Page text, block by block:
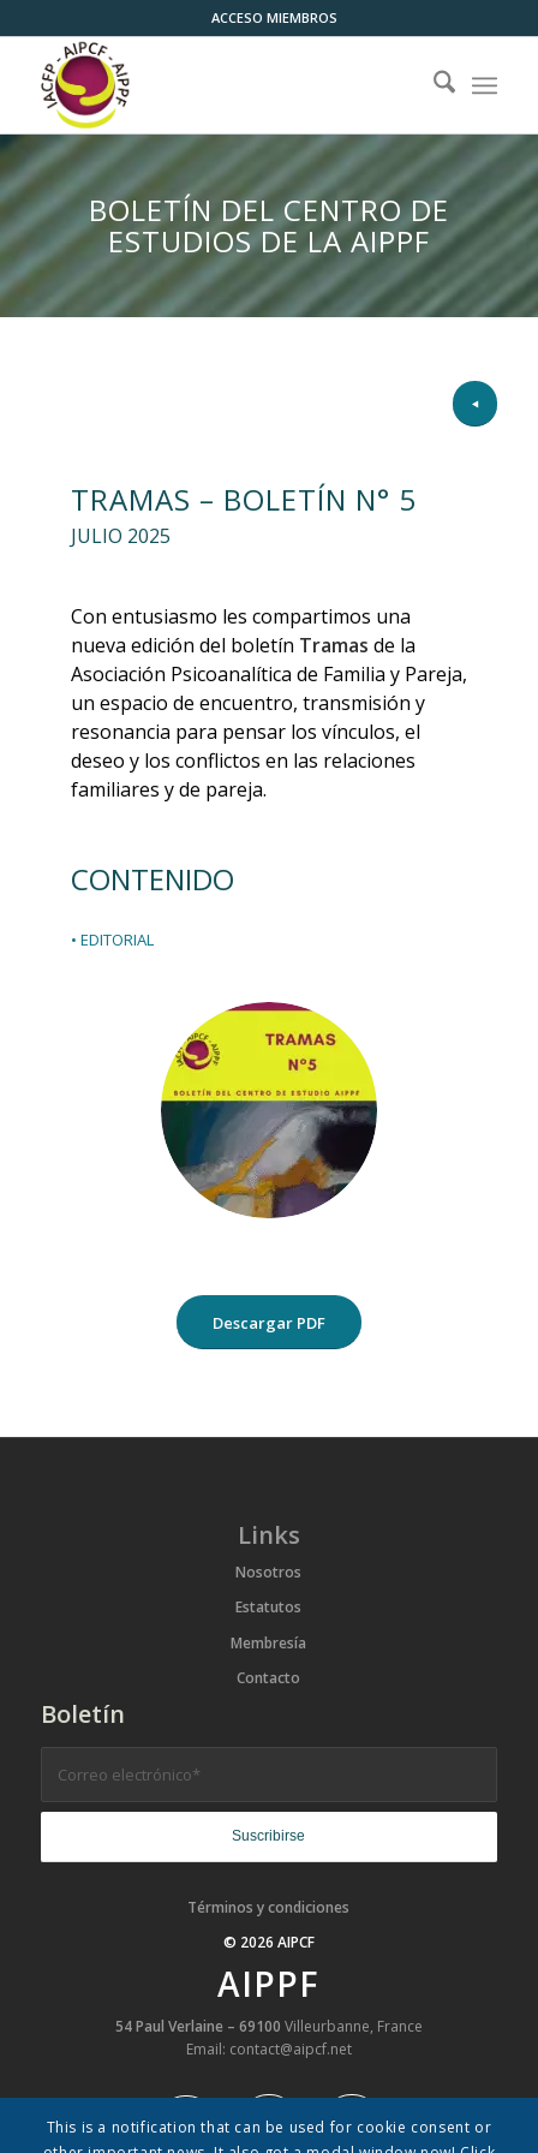
ACCESO MIEMBROS
BOLETÍN DEL CENTRO DE
ESTUDIOS DE LA AIPPF
TRAMAS – BOLETÍN N° 5
JULIO 2025
Con entusiasmo les compartimos una
nueva edición del boletín Tramas de la
Asociación Psicoanalítica de Familia y Pareja,
un espacio de encuentro, transmisión y
resonancia para pensar los vínculos, el
deseo y los conflictos en las relaciones
familiares y de pareja.
CONTENIDO
• EDITORIAL
Descargar PDF
Links
Nosotros
Estatutos
Membresía
Contacto
Boletín
Términos y condiciones
© 2026 AIPCF
AIPPF
54 Paul Verlaine – 69100 Villeurbanne, France
Email: contact@aipcf.net
This is a notification that can be used for cookie consent or